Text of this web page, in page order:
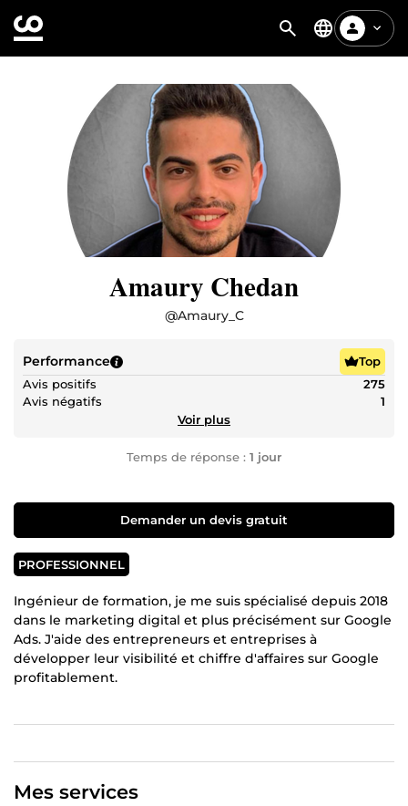
Amaury Chedan
@Amaury_C
Performance
Top
Avis positifs
275
Avis négatifs
1
Voir plus
Temps de réponse : 1 jour
Demander un devis gratuit
PROFESSIONNEL
Ingénieur de formation, je me suis spécialisé depuis 2018
dans le marketing digital et plus précisément sur Google
Ads. J'aide des entrepreneurs et entreprises à
développer leur visibilité et chiffre d'affaires sur Google
profitablement.
Mes services